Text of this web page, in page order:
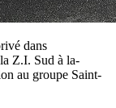
dans
Z.I. Sud à la-
au groupe Saint-